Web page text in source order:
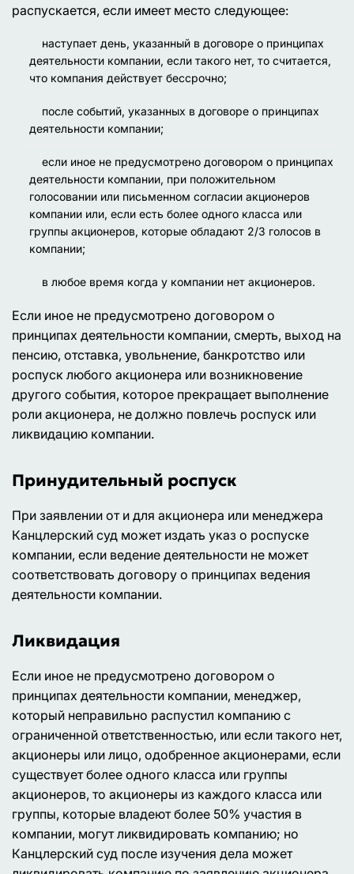
распускается, если имеет место следующее:
наступает день, указанный в договоре о принципах
деятельности компании, если такого нет, то считается,
что компания действует бессрочно;
после событий, указанных в договоре о принципах
деятельности компании;
если иное не предусмотрено договором о принципах
деятельности компании, при положительном
голосовании или письменном согласии акционеров
компании или, если есть более одного класса или
группы акционеров, которые обладают 2/3 голосов в
компании;
в любое время когда у компании нет акционеров.
Если иное не предусмотрено договором о
принципах деятельности компании, смерть, выход на
пенсию, отставка, увольнение, банкротство или
роспуск любого акционера или возникновение
другого события, которое прекращает выполнение
роли акционера, не должно повлечь роспуск или
ликвидацию компании.
Принудительный роспуск
При заявлении от и для акционера или менеджера
Канцлерский суд может издать указ о роспуске
компании, если ведение деятельности не может
соответствовать договору о принципах ведения
деятельности компании.
Ликвидация
Если иное не предусмотрено договором о
принципах деятельности компании, менеджер,
который неправильно распустил компанию с
ограниченной ответственностью, или если такого нет,
акционеры или лицо, одобренное акционерами, если
существует более одного класса или группы
акционеров, то акционеры из каждого класса или
группы, которые владеют более 50% участия в
компании, могут ликвидировать компанию; но
Канцлерский суд после изучения дела может